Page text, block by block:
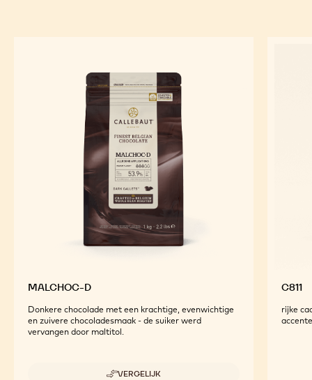
MALCHOC-D
Donkere chocolade met een krachtige, evenwichtige
en zuivere chocoladesmaak - de suiker werd
vervangen door maltitol.
VERGELIJK
C811
rijke